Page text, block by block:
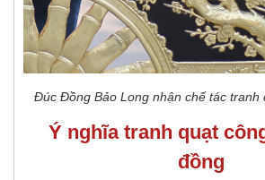
Đúc Đồng Bảo Long nhận chế tác tranh
Ý nghĩa tranh quạt
đồng